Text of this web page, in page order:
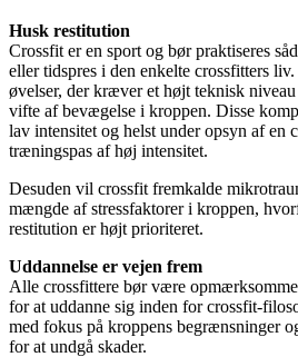
Husk restitution
Crossfit er en sport og bør praktiseres
eller tidspres i den enkelte crossfitters
øvelser, der kræver et højt teknisk
vifte af bevægelse i kroppen. Disse
lav intensitet og helst under opsyn af en
træningspas af høj intensitet.
Desuden vil crossfit fremkalde
mængde af stressfaktorer i kroppen,
restitution er højt prioriteret.
Uddannelse er vejen frem
Alle crossfittere bør være
for at uddanne sig inden for crossfit-
med fokus på kroppens begrænsninger
for at undgå skader.